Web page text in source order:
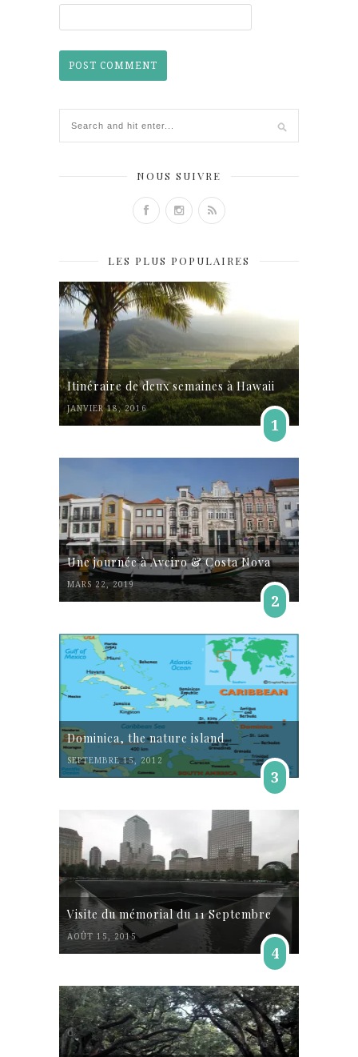
NOUS SUIVRE
LES PLUS POPULAIRES
Itinéraire de deux semaines à Hawaii
JANVIER 18, 2016
1
Une journée à Aveiro & Costa Nova
MARS 22, 2019
2
Dominica, the nature island
SEPTEMBRE 15, 2012
3
Visite du mémorial du 11 Septembre
AOÛT 15, 2015
4